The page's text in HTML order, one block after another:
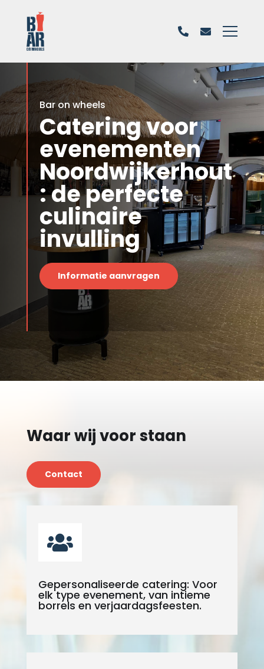
Bar on wheels
Catering voor
evenementen
Noordwijkerhout
: de perfecte
culinaire
invulling
Informatie aanvragen
Waar wij voor staan
Contact

Gepersonaliseerde catering: Voor
elk type evenement, van intieme
borrels en verjaardagsfeesten.